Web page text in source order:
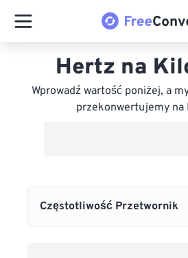
Hertz na
Wprowadź wartość poniżej, a
przekonwertujemy na